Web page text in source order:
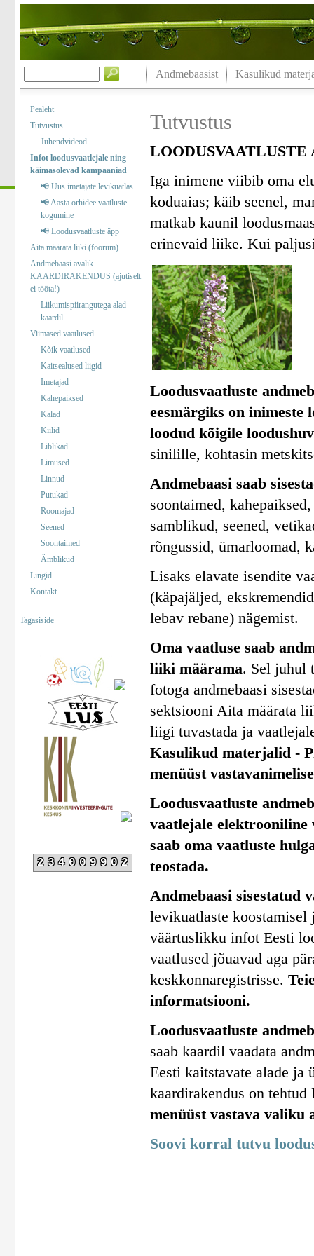
Andmebaasist Kasulikud
Pealeht
Tutvustus
Juhendvideod
Infot loodusvaatlejale ning
käimasolevad kampaaniad
📢 Uus imetajate levikuatlas
📢 Aasta orhidee vaatluste
kogumine
📢 Loodusvaatluste äpp
Aita määrata liiki (foorum)
Andmebaasi avalik
KAARDIRAKENDUS (ajutiselt
ei tööta!)
Liikumispiirangutega alad
kaardil
Viimased vaatlused
Kõik vaatlused
Kaitsealused liigid
Imetajad
Kahepaiksed
Kalad
Kiilid
Liblikad
Limused
Linnud
Putukad
Roomajad
Seened
Soontaimed
Ämblikud
Lingid
Kontakt
Tagasiside
234009902
Tutvustus
LOODUSVAATLUSTE
Iga inimene viibib oma
koduaias; käib seenel,
matkab kaunil
erinevaid liike. Kui
Loodusvaatluste
eesmärgiks on inimeste
loodud kõigile
sinilille, kohtasin
Andmebaasi saab
soontaimed,
samblikud, seened,
rõngussid, ümarloomad,
Lisaks elavate isendite
(käpajäljed,
lebav rebane) nägemist.
Oma vaatluse saab
liiki määrama. Sel juhul
fotoga andmebaasi
sektsiooni Aita määrata
liigi tuvastada ja
Kasulikud materjalid -
menüüst
Loodusvaatluste
vaatlejale
saab oma vaatluste
teostada.
Andmebaasi sisestatud
levikuatlaste koostamisel
väärtuslikku infot Eesti
vaatlused jõuavad aga
keskkonnaregistrisse.
informatsiooni.
Loodusvaatluste
saab kaardil vaadata
Eesti kaitstavate alade ja
kaardirakendus on
menüüst vastava valiku
Soovi korral tutvu